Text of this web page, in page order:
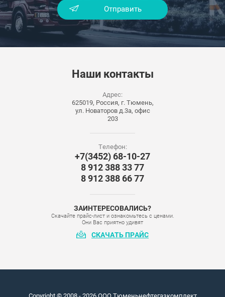
Отправить
Наши контакты
Адрес:
625019, Россия, г. Тюмень,
ул. Новаторов д.3а, офис
203
Телефон:
+7(3452) 68-10-27
8 912 388 33 77
8 912 388 66 77
ЗАИНТЕРЕСОВАЛИСЬ?
Скачайте прайс-лист и ознакомьтесь с ценами.
Они Вас приятно удивят
СКАЧАТЬ ПРАЙС